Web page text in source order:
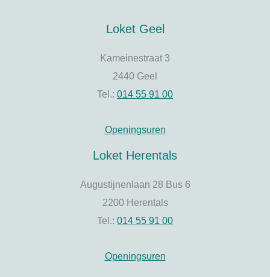
Loket Geel
Kameinestraat 3
2440 Geel
Tel.: 014 55 91 00
Openingsuren
Loket Herentals
Augustijnenlaan 28 Bus 6
2200 Herentals
Tel.: 014 55 91 00
Openingsuren